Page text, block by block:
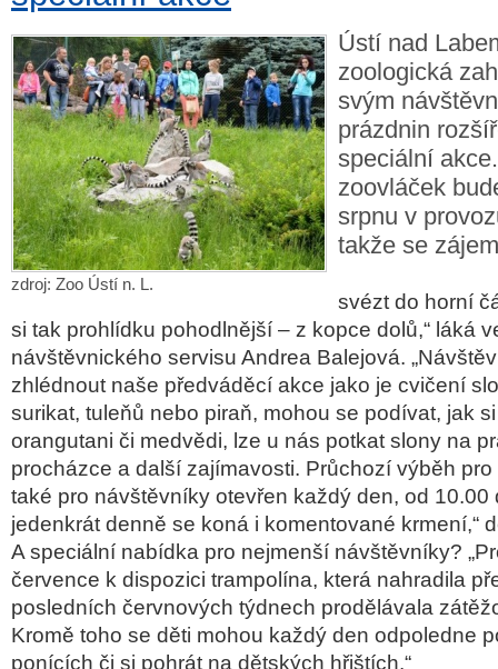
zdroj: Zoo Ústí n. L.
Ústí nad
zoologická
svým
prázdnin
speciální
zoovláček
srpnu v
takže se
svézt do horní
si tak prohlídku pohodlnější – z kopce dolů,“ láká
návštěvnického servisu Andrea Balejová.
zhlédnout naše předváděcí akce jako je cvičení
surikat, tuleňů nebo piraň, mohou se podívat, jak
orangutani či medvědi, lze u nás potkat slony na
procházce a další zajímavosti. Průchozí výběh
také pro návštěvníky otevřen každý den, od 10.00
jedenkrát denně se koná i komentované krmení,“
A speciální nabídka pro nejmenší návštěvníky?
července k dispozici trampolína, která nahradila
posledních červnových týdnech prodělávala
Kromě toho se děti mohou každý den odpoledne
ponících či si pohrát na dětských hřištích.“